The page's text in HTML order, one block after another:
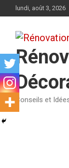
au
lundi, août 3, 2026
Conseils et